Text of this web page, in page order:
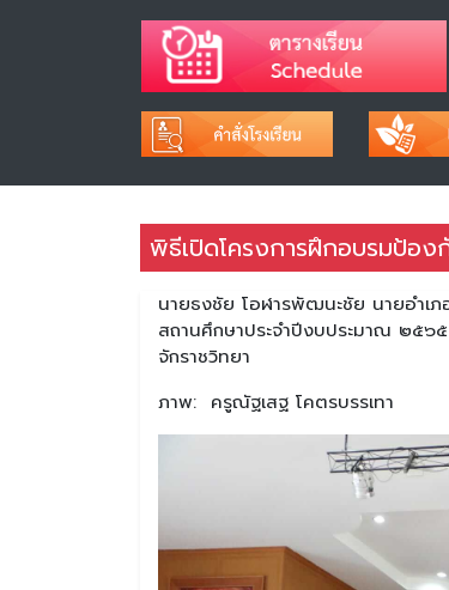
พิธีเปิดโครงการฝึกอบรมป้อ
นายธงชัย โอฬารพัฒนะชัย นายอำเภ
สถานศึกษาประจำปีงบประมาณ ๒๕
จักราชวิทยา
ภาพ: ครูณัฐเสฐ โคตรบรรเทา